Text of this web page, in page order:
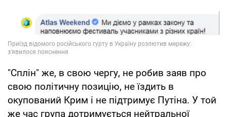
"Сплін" же, в свою чергу, не робив заяв про
свою політичну позицію, не їздить в
окупований Крим і не підтримує Путіна. У той
же час група дотримується нейтральної